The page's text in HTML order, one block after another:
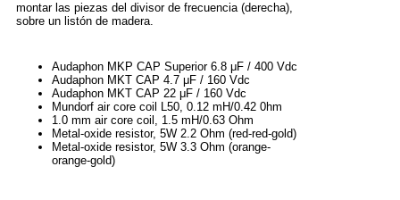
montar las piezas del divisor de frecuencia (derecha),
sobre un listón de madera.
Audaphon MKP CAP Superior 6.8 μF / 400 Vdc
Audaphon MKT CAP 4.7 μF / 160 Vdc
Audaphon MKT CAP 22 μF / 160 Vdc
Mundorf air core coil L50, 0.12 mH/0.42 0hm
1.0 mm air core coil, 1.5 mH/0.63 Ohm
Metal-oxide resistor, 5W 2.2 Ohm (red-red-gold)
Metal-oxide resistor, 5W 3.3 Ohm (orange-
orange-gold)